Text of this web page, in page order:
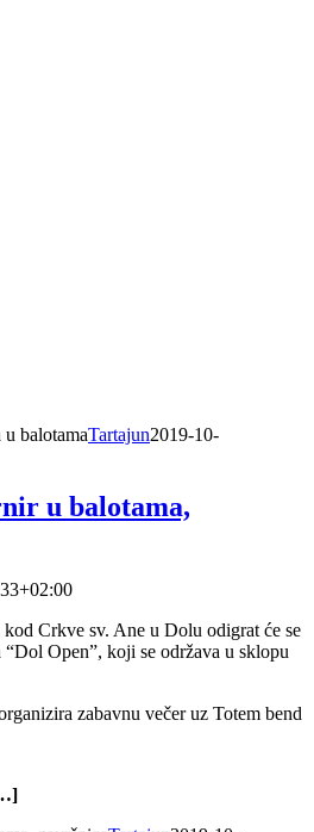
balotamaTartajun2019-10-
u balotama,
Crkve sv. Ane u Dolu odigrat će se
Open”, koji se održava u sklopu
zabavnu večer uz Totem bend